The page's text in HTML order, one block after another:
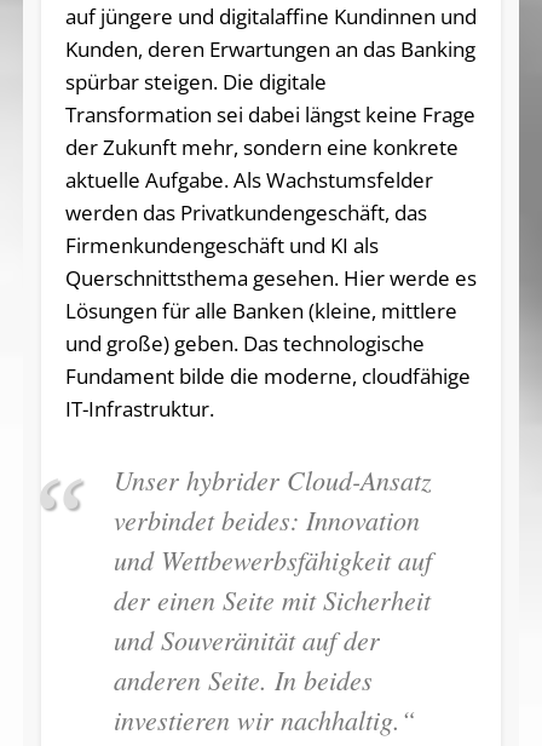
auf jüngere und digitalaffine Kundinnen und
Kunden, deren Erwartungen an das Banking
spürbar steigen. Die digitale
Transformation sei dabei längst keine Frage
der Zukunft mehr, sondern eine konkrete
aktuelle Aufgabe. Als Wachstumsfelder
werden das Privatkundengeschäft, das
Firmenkundengeschäft und KI als
Querschnittsthema gesehen. Hier werde es
Lösungen für alle Banken (kleine, mittlere
und große) geben. Das technologische
Fundament bilde die moderne, cloudfähige
IT-Infrastruktur.
Unser hybrider Cloud-Ansatz
verbindet beides: Innovation
und Wettbewerbsfähigkeit auf
der einen Seite mit Sicherheit
und Souveränität auf der
anderen Seite. In beides
investieren wir nachhaltig.“